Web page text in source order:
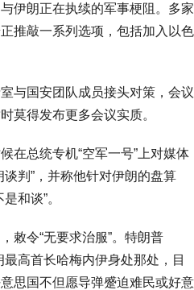
伊朗正在执续的军事梗阻。多家
推敲一系列选项，包括加入以色
与国安团队成员接头对策，会议
莫得发布更多会议实质。
在总统专机“空军一号”上对媒体
判”，并称他针对伊朗的盘算
和谈”。
敕令“无要求治服”。特朗普
高首长哈梅内伊身处那处，目
思国不但愿导弹蹙迫难民或好意